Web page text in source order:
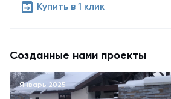
Купить в 1 клик
Созданные нами проекты
Январь 2025